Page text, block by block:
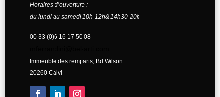
Horaires d’ouverture :
du lundi au samedi 10h-12h& 14h30-20h
00 33 (0)6 16 17 50 08
Immeuble des remparts, Bd Wilson
20260 Calvi